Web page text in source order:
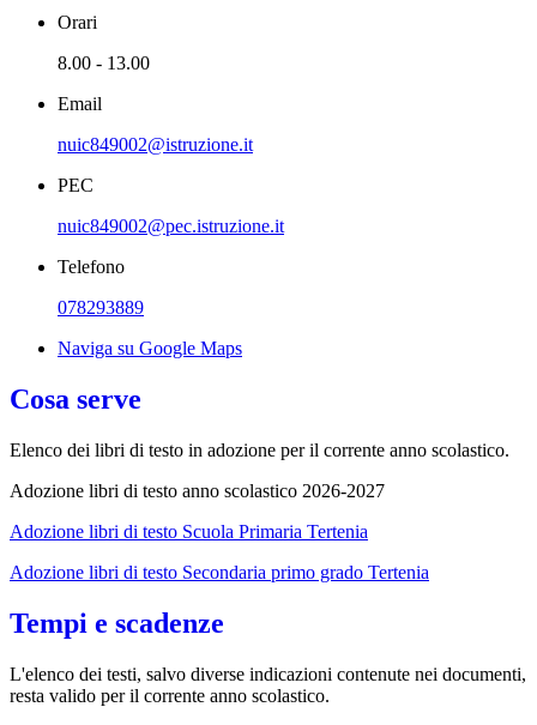
Orari
8.00 - 13.00
Email
nuic849002@istruzione.it
PEC
nuic849002@pec.istruzione.it
Telefono
078293889
Naviga su Google Maps
Cosa serve
Elenco dei libri di testo in adozione per il corrente anno scolastico.
Adozione libri di testo anno scolastico 2026-2027
Adozione libri di testo Scuola Primaria Tertenia
Adozione libri di testo Secondaria primo grado Tertenia
Tempi e scadenze
L'elenco dei testi, salvo diverse indicazioni contenute nei documenti,
resta valido per il corrente anno scolastico.